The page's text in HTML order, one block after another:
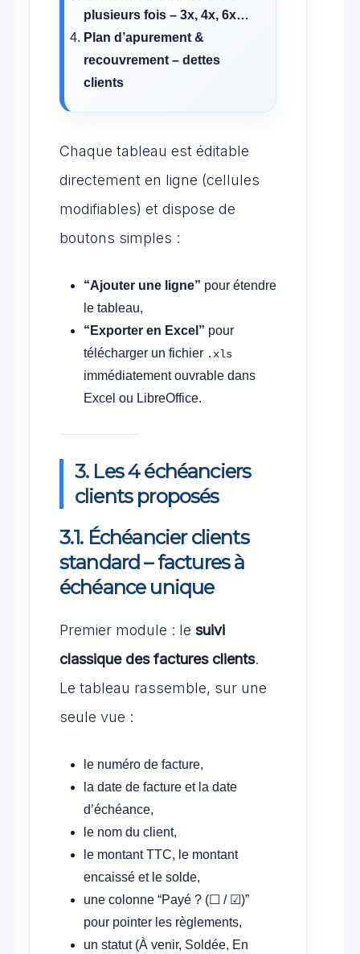
plusieurs fois – 3x, 4x, 6x…
Plan d’apurement &
recouvrement – dettes
clients
Chaque tableau est éditable
directement en ligne (cellules
modifiables) et dispose de
boutons simples :
“Ajouter une ligne” pour étendre
le tableau,
“Exporter en Excel” pour
télécharger un fichier .xls
immédiatement ouvrable dans
Excel ou LibreOffice.
3. Les 4 échéanciers
clients proposés
3.1. Échéancier clients
standard – factures à
échéance unique
Premier module : le suivi
classique des factures clients.
Le tableau rassemble, sur une
seule vue :
le numéro de facture,
la date de facture et la date
d’échéance,
le nom du client,
le montant TTC, le montant
encaissé et le solde,
une colonne “Payé ? (☐ / ☑)”
pour pointer les règlements,
un statut (À venir, Soldée, En